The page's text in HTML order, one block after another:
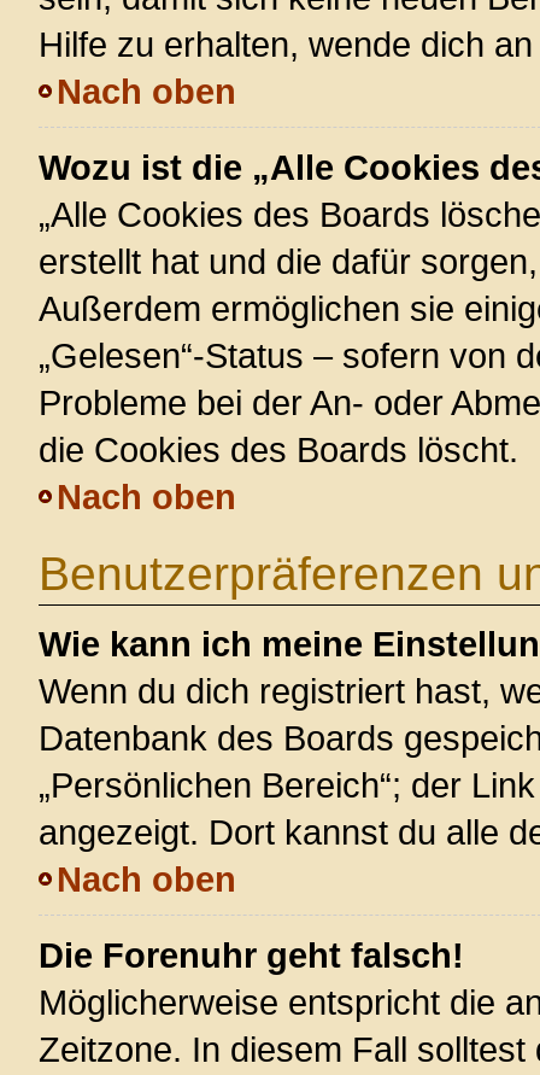
Hilfe zu erhalten, wende dich
Nach oben
Wozu ist die „Alle Cookies
„Alle Cookies des Boards
erstellt hat und die dafür
Außerdem ermöglichen sie
„Gelesen“-Status – sofern von
Probleme bei der An- oder
die Cookies des Boards löscht.
Nach oben
Benutzerpräferenzen
Wie kann ich meine
Wenn du dich registriert hast,
Datenbank des Boards
„Persönlichen Bereich“; der
angezeigt. Dort kannst du alle
Nach oben
Die Forenuhr geht falsch!
Möglicherweise entspricht die
Zeitzone. In diesem Fall solltest